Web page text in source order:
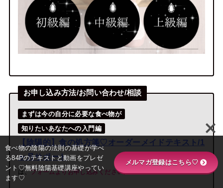
お申し込み方法/お問い合わせ/相談
まずは今の自分に必要な食べ物が
知りたいあなたへの入門編
【陰陽的】食の処方箋♡オーダーメイドテキスト/1
ヶ月サポート
は、フォームよりお申し込みください。
食べ物の陰陽の法則の基礎が学べ
る84Pのテキストと動画をプレゼ
ント♡無料陰陽基礎講座やってい
ます♡
メルマガ登録はこちら♡